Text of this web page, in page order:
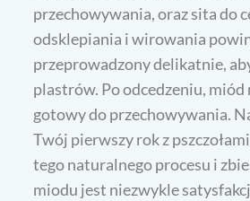
przechowywania, oraz sita do
odsklepiania i wirowania
przeprowadzony delikatnie,
plastrów. Po odcedzeniu, miód
gotowy do przechowywania.
Twój pierwszy rok z
tego naturalnego procesu i
miodu jest niezwykle